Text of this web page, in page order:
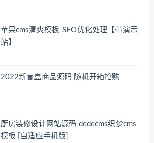
苹果cms清爽模板-SEO优化处理【带演示
站】
2022新盲盒商品源码 随机开箱抢购
厨房装修设计网站源码 dedecms织梦cms
模板 [自适应手机版]